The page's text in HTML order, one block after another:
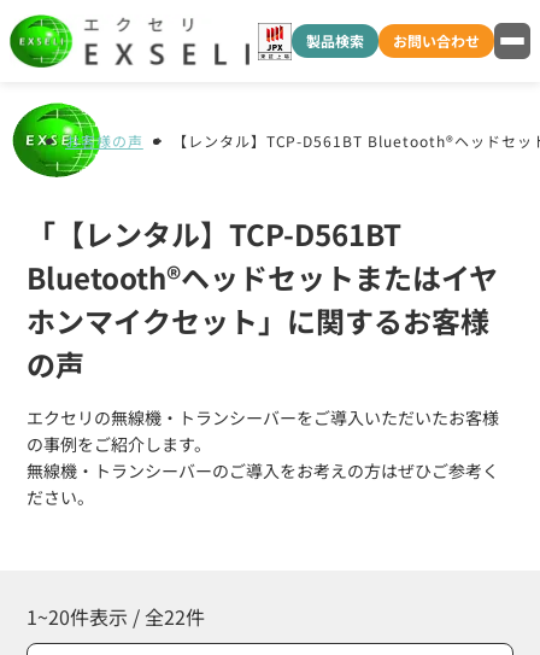
製品検索 お問い合わせ
お客様の声 【レンタル】TCP-D561BT Bluetooth®ヘッドセッ
「【レンタル】TCP-D561BT
Bluetooth®ヘッドセットまたはイヤ
ホンマイクセット」に関するお客様
の声
エクセリの無線機・トランシーバーをご導入いただいたお客様
の事例をご紹介します。
無線機・トランシーバーのご導入をお考えの方はぜひご参考く
ださい。
1~20件表示 / 全22件